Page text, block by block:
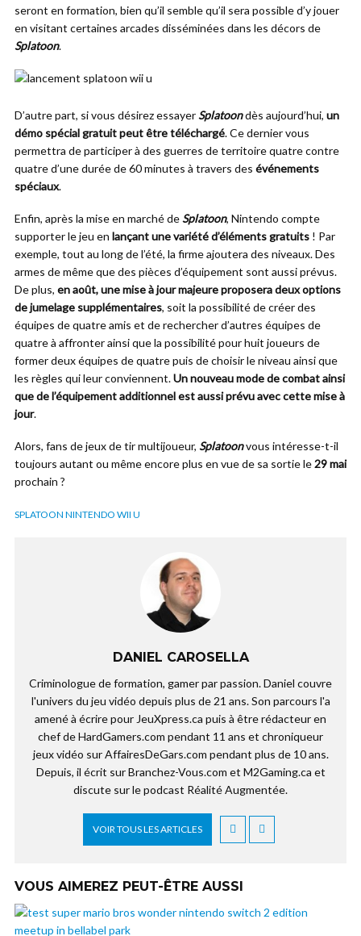
seront en formation, bien qu’il semble qu’il sera possible d’y jouer
en visitant certaines arcades disséminées dans les décors de
Splatoon.
D’autre part, si vous désirez essayerSplatoondès aujourd’hui, un
démo spécial gratuit peut être téléchargé. Ce dernier vous
permettra de participer à des guerres de territoire quatre contre
quatre d’une durée de 60 minutes à travers des événements
spéciaux.
Enfin, après la mise en marché deSplatoon, Nintendo compte
supporter le jeu en lançant une variété d’éléments gratuits ! Par
exemple, tout au long de l’été, la firme ajoutera des niveaux. Des
armes de même que des pièces d’équipement sont aussi prévus.
De plus, en août, une mise à jour majeure proposera deux options
de jumelage supplémentaires, soit la possibilité de créer des
équipes de quatre amis et de rechercher d’autres équipes de
quatre à affronter ainsi que la possibilité pour huit joueurs de
former deux équipes de quatre puis de choisir le niveau ainsi que
les règles qui leur conviennent.Un nouveau mode de combat ainsi
que de l’équipement additionnel est aussi prévu avec cette mise à
jour.
Alors, fans de jeux de tir multijoueur, Splatoonvous intéresse-t-il
toujours autant ou même encore plus en vue de sa sortie le29 mai
prochain ?
SPLATOON NINTENDO WII U
DANIEL CAROSELLA
Criminologue de formation, gamer par passion. Daniel couvre
l'univers du jeu vidéo depuis plus de 21 ans. Son parcours l'a
amené à écrire pour JeuXpress.ca puis à être rédacteur en
chef de HardGamers.com pendant 11 ans et chroniqueur
jeux vidéo sur AffairesDeGars.com pendant plus de 10 ans.
Depuis, il écrit sur Branchez-Vous.com et M2Gaming.ca et
discute sur le podcast Réalité Augmentée.
VOIR TOUS LES ARTICLES
VOUS AIMEREZ PEUT-ÊTRE AUSSI